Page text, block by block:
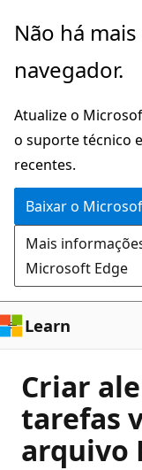
Pular
o
principal
Não há
navegador.
Atualize o
o suporte técnico
recentes.
Baixar o
Mais
Microsoft Edge
Learn
Criar
tarefas
arquivo